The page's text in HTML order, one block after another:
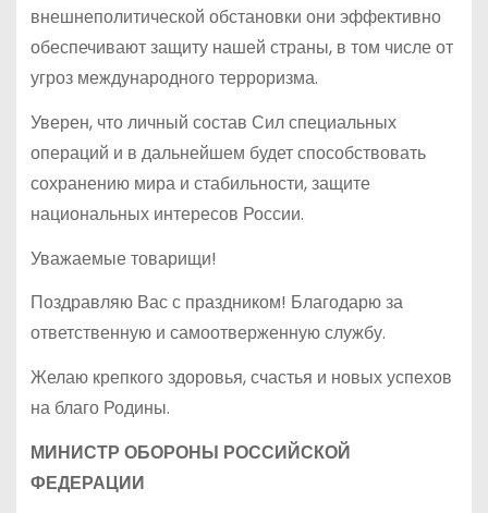
внешнеполитической обстановки они эффективно
обеспечивают защиту нашей страны, в том числе от
угроз международного терроризма.
Уверен, что личный состав Сил специальных
операций и в дальнейшем будет способствовать
сохранению мира и стабильности, защите
национальных интересов России.
Уважаемые товарищи!
Поздравляю Вас с праздником! Благодарю за
ответственную и самоотверженную службу.
Желаю крепкого здоровья, счастья и новых успехов
на благо Родины.
МИНИСТР ОБОРОНЫ РОССИЙСКОЙ
ФЕДЕРАЦИИ